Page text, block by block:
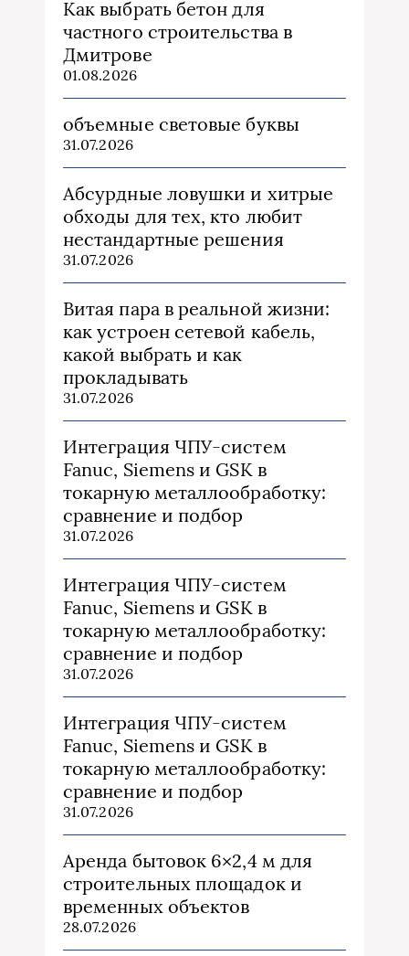
Как выбрать бетон для
частного строительства в
Дмитрове
01.08.2026
объемные световые буквы
31.07.2026
Абсурдные ловушки и хитрые
обходы для тех, кто любит
нестандартные решения
31.07.2026
Витая пара в реальной жизни:
как устроен сетевой кабель,
какой выбрать и как
прокладывать
31.07.2026
Интеграция ЧПУ-систем
Fanuc, Siemens и GSK в
токарную металлообработку:
сравнение и подбор
31.07.2026
Интеграция ЧПУ-систем
Fanuc, Siemens и GSK в
токарную металлообработку:
сравнение и подбор
31.07.2026
Интеграция ЧПУ-систем
Fanuc, Siemens и GSK в
токарную металлообработку:
сравнение и подбор
31.07.2026
Аренда бытовок 6×2,4 м для
строительных площадок и
временных объектов
28.07.2026